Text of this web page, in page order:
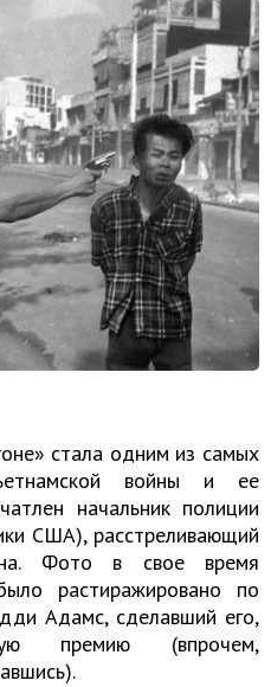
стала одним из самых
войны и ее
начальник полиции
США), расстреливающий
Фото в свое время
растиражировано по
Адамс, сделавший его,
премию (впрочем,